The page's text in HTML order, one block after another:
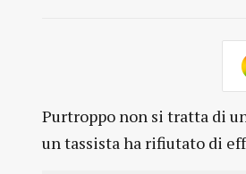
Purtroppo non si tratta di
un tassista ha rifiutato di